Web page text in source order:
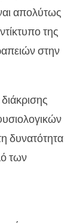
απολύτως
της
στην
δυνατότητα
των